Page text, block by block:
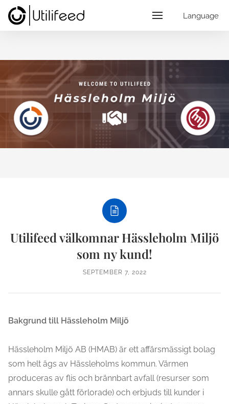
Language
Utilifeed välkomnar Hässleholm Miljö
som ny kund!
SEPTEMBER 7, 2022
Bakgrund till Hässleholm Miljö
Hässleholm Miljö AB (HMAB) är ett affärsmässigt bolag
som helt ägs av Hässleholms kommun. Värmen
produceras av flis och brännbart avfall (resurser som
annars skulle gått förlorade) och erbjuds till kunder i